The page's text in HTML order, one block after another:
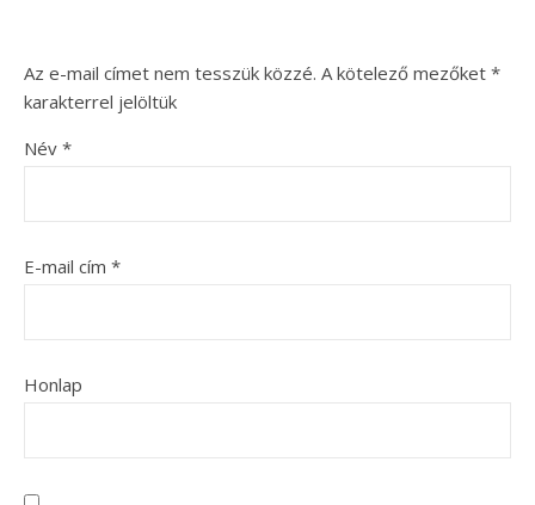
Az e-mail címet nem tesszük közzé. A kötelező mezőket *
karakterrel jelöltük
Név *
E-mail cím *
Honlap